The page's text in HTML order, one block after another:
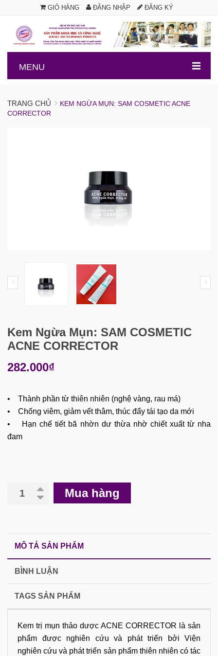
GIỎ HÀNG ĐĂNG NHẬP ĐĂNG KÝ
.
MENU
TRANG CHỦ
KEM NGỪA MỤN: SAM COSMETIC ACNE
CORRECTOR
Kem Ngừa Mụn: SAM COSMETIC
ACNE CORRECTOR
282.000₫
• Thành phần từ thiên nhiên (nghệ vàng, rau má)
• Chống viêm, giảm vết thâm, thúc đẩy tái tạo da mới
• Hạn chế tiết bã nhờn dư thừa nhờ chiết xuất từ nha
đam
Mua hàng
MÔ TẢ SẢN PHẨM
BÌNH LUẬN
TAGS SẢN PHẨM
Kem trị mụn thảo dược ACNE CORRECTOR là sản
phẩm được nghiên cứu và phát triển bởi Viện
nghiên cứu và phát triển sản phẩm thiên nhiên có tác